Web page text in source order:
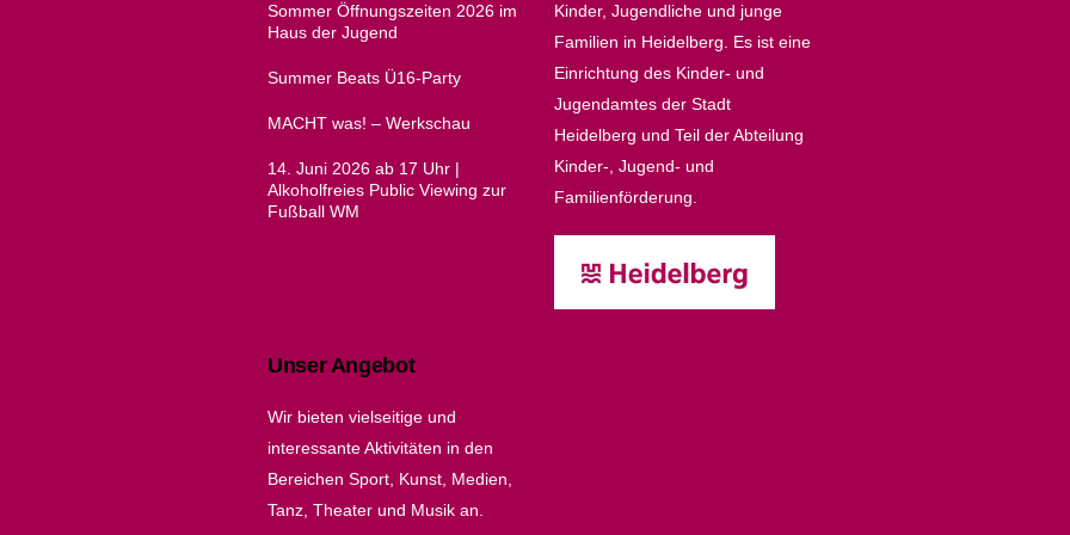
Sommer Öffnungszeiten 2026 im
Haus der Jugend
Summer Beats Ü16-Party
MACHT was! – Werkschau
14. Juni 2026 ab 17 Uhr |
Alkoholfreies Public Viewing zur
Fußball WM
Kinder, Jugendliche und junge
Familien in Heidelberg. Es ist eine
Einrichtung des Kinder- und
Jugendamtes der Stadt
Heidelberg und Teil der Abteilung
Kinder-, Jugend- und
Familienförderung.
Unser Angebot
Wir bieten vielseitige und
interessante Aktivitäten in den
Bereichen Sport, Kunst, Medien,
Tanz, Theater und Musik an.